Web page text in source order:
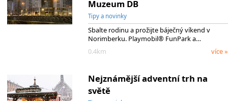
Muzeum DB
Tipy a novinky
Sbalte rodinu a prožijte báječný víkend v
Norimberku. Playmobil® FunPark a…
0.4km
více »
Nejznámější adventní trh na
světě